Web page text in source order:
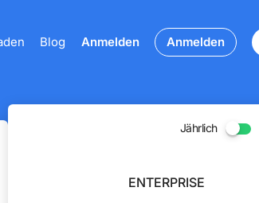
Blog Anmelden Anmelden
Jährlich
ENTERPRISE